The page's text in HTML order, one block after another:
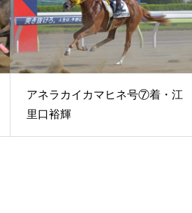
アネラカイカマヒネ号⑦着・江
里口裕輝